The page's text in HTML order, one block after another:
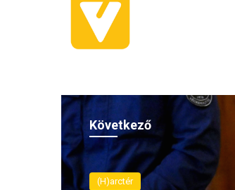
Következő
(H)arctér